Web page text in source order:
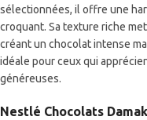
sélectionnées, il offre une
croquant. Sa texture riche
créant un chocolat intense
idéale pour ceux qui
généreuses.
Nestlé Chocolats